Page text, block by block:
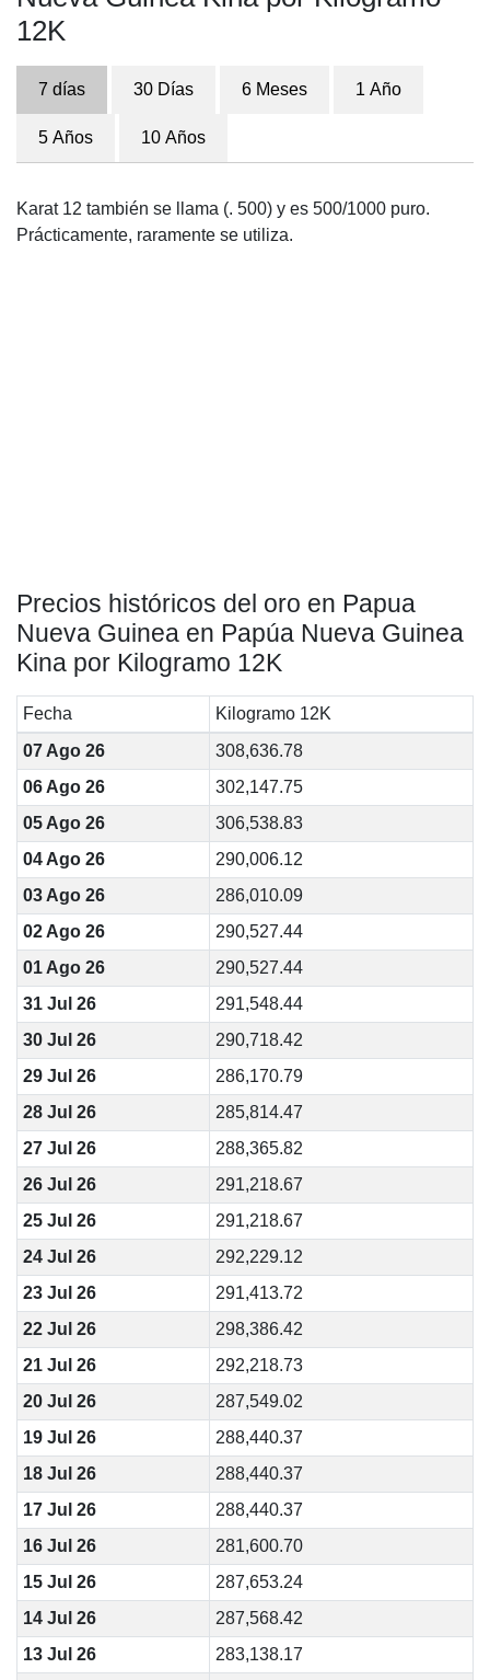
12K
7 días 30 Días 6 Meses 1 Año
5 Años 10 Años
Karat 12 también se llama (. 500) y es 500/1000 puro.
Prácticamente, raramente se utiliza.
Precios históricos del oro en Papua
Nueva Guinea en Papúa Nueva Guinea
Kina por Kilogramo 12K
Fecha
Kilogramo 12K
07 Ago 26
308,636.78
06 Ago 26
302,147.75
05 Ago 26
306,538.83
04 Ago 26
290,006.12
03 Ago 26
286,010.09
02 Ago 26
290,527.44
01 Ago 26
290,527.44
31 Jul 26
291,548.44
30 Jul 26
290,718.42
29 Jul 26
286,170.79
28 Jul 26
285,814.47
27 Jul 26
288,365.82
26 Jul 26
291,218.67
25 Jul 26
291,218.67
24 Jul 26
292,229.12
23 Jul 26
291,413.72
22 Jul 26
298,386.42
21 Jul 26
292,218.73
20 Jul 26
287,549.02
19 Jul 26
288,440.37
18 Jul 26
288,440.37
17 Jul 26
288,440.37
16 Jul 26
281,600.70
15 Jul 26
287,653.24
14 Jul 26
287,568.42
13 Jul 26
283,138.17